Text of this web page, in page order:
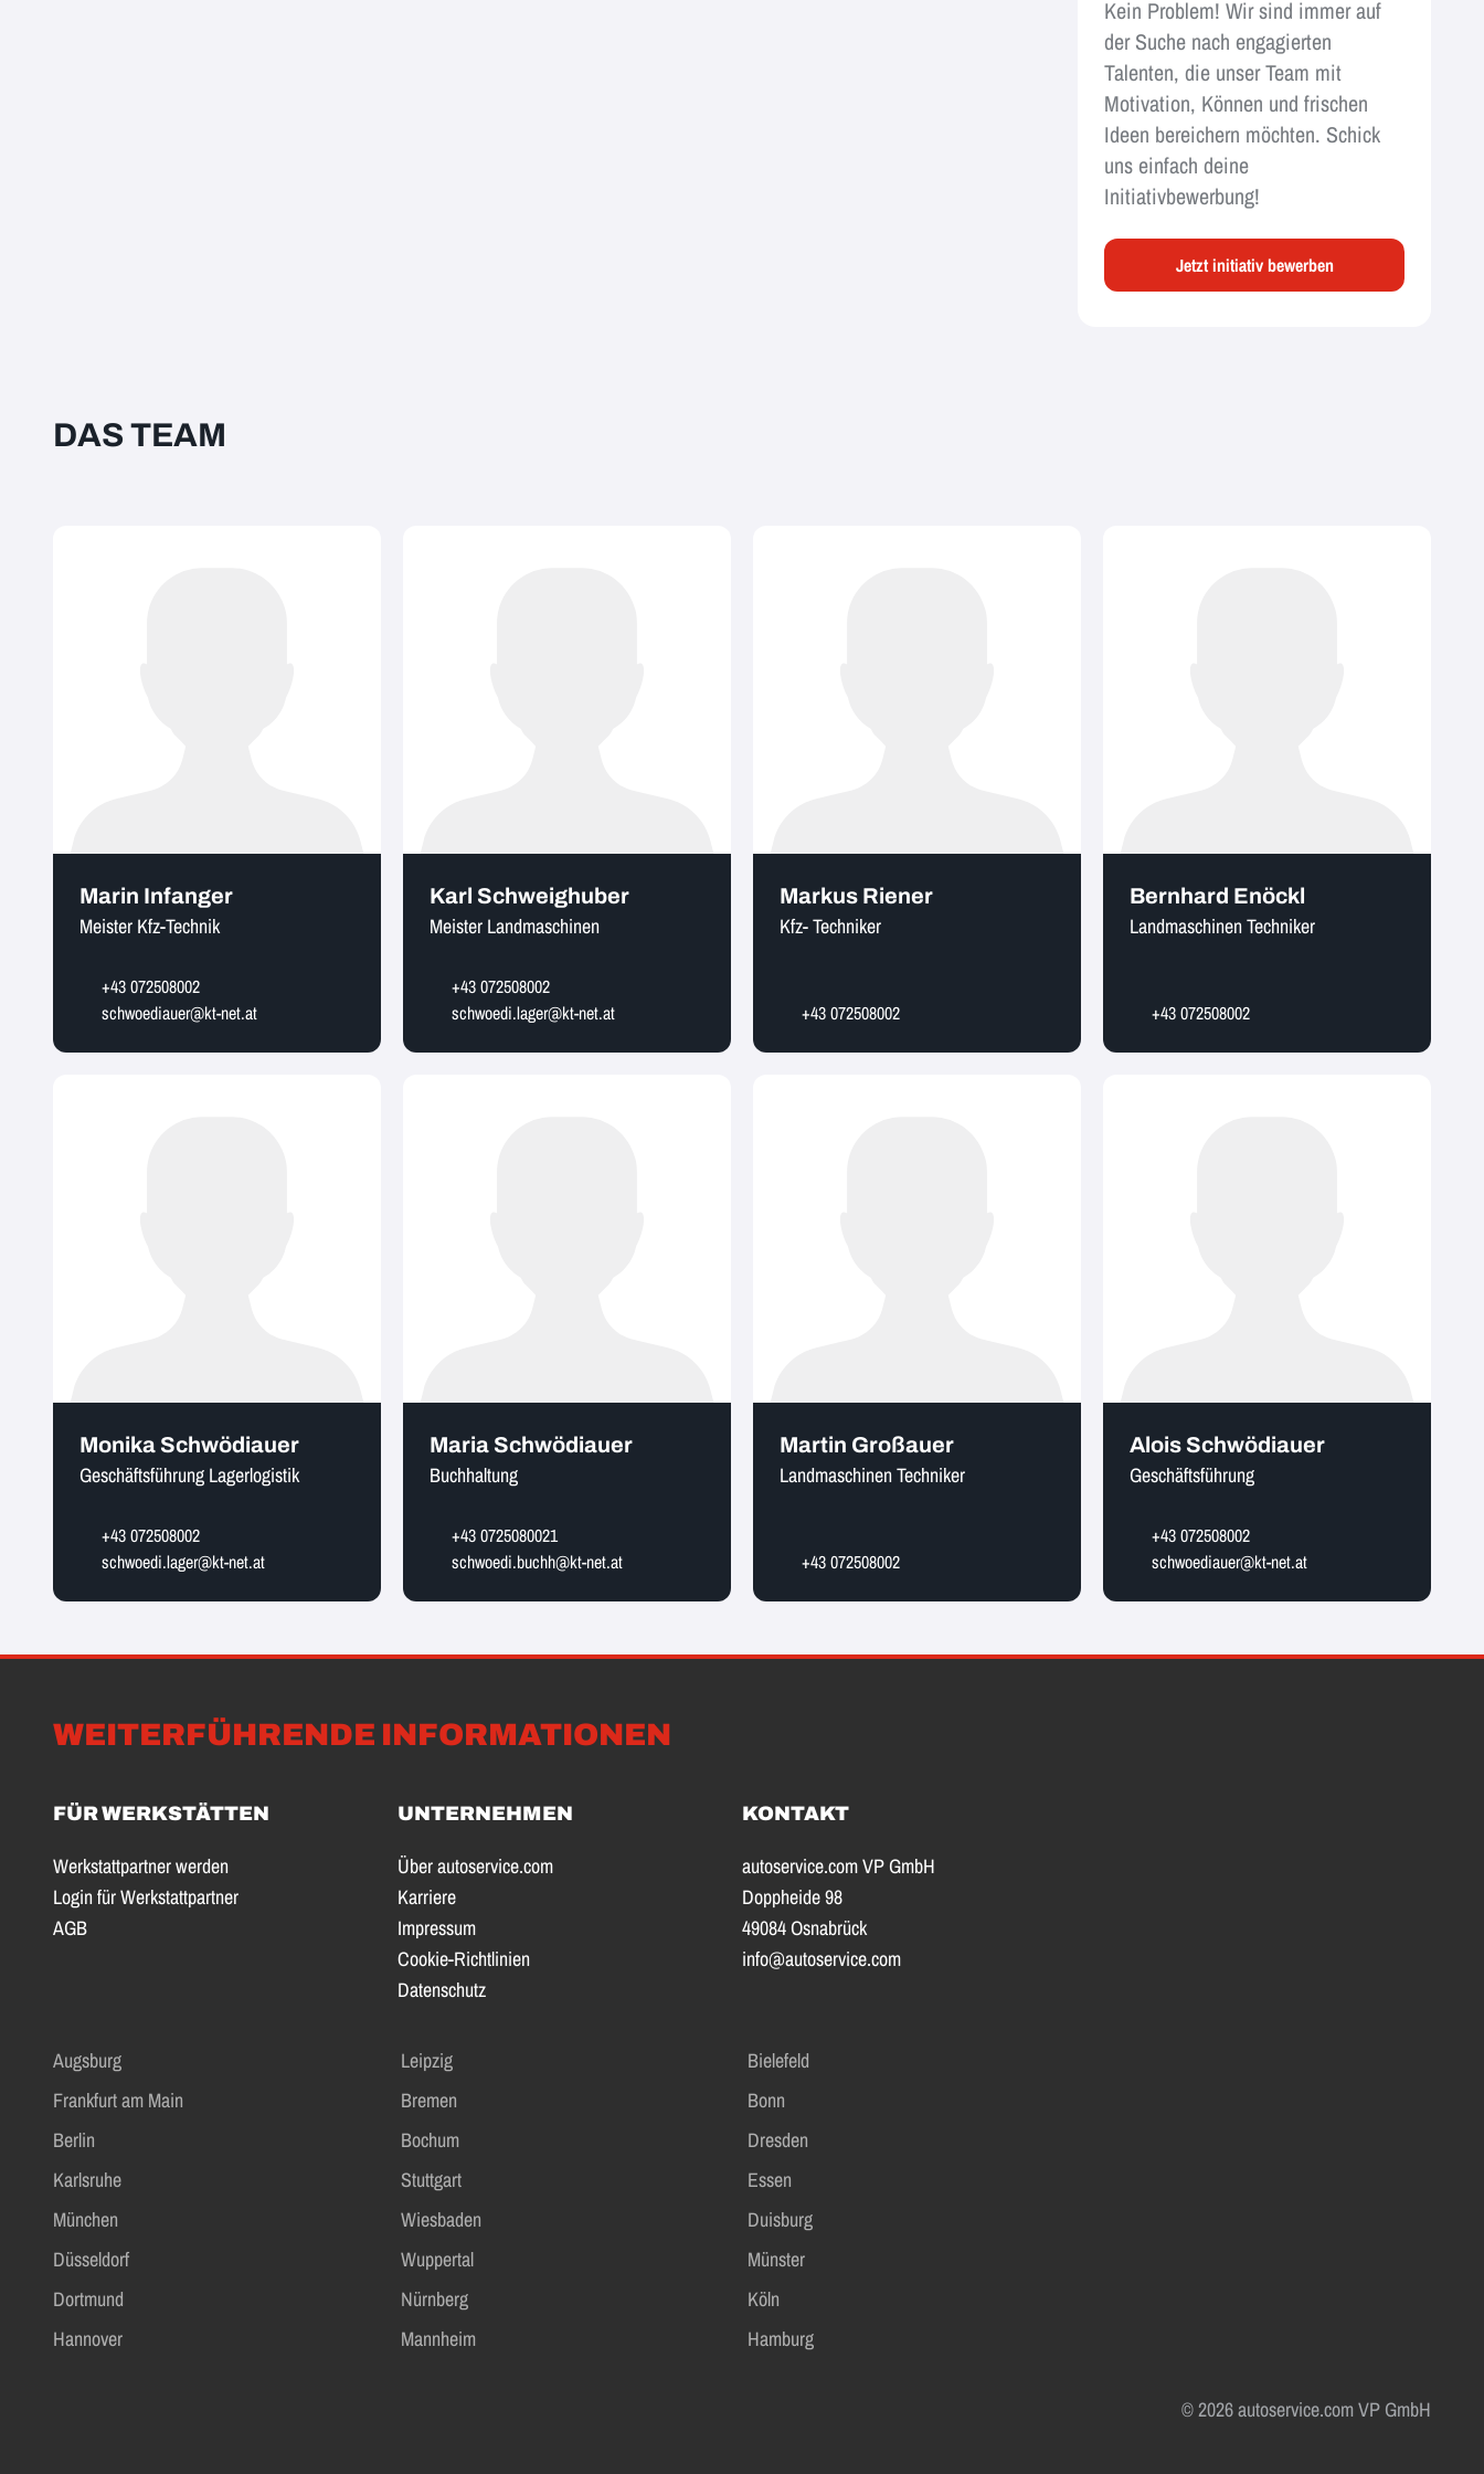
Kein Problem! Wir sind immer auf
der Suche nach engagierten
Talenten, die unser Team mit
Motivation, Können und frischen
Ideen bereichern möchten. Schick
uns einfach deine
Initiativbewerbung!
Jetzt initiativ bewerben
DAS TEAM
Marin Infanger
Meister Kfz-Technik
+43 072508002
schwoediauer@kt-net.at
Karl Schweighuber
Meister Landmaschinen
+43 072508002
schwoedi.lager@kt-net.at
Markus Riener
Kfz- Techniker
+43 072508002
Bernhard Enöckl
Landmaschinen Techniker
+43 072508002
Monika Schwödiauer
Geschäftsführung Lagerlogistik
+43 072508002
schwoedi.lager@kt-net.at
Maria Schwödiauer
Buchhaltung
+43 0725080021
schwoedi.buchh@kt-net.at
Martin Großauer
Landmaschinen Techniker
+43 072508002
Alois Schwödiauer
Geschäftsführung
+43 072508002
schwoediauer@kt-net.at
WEITERFÜHRENDE INFORMATIONEN
FÜR WERKSTÄTTEN
Werkstattpartner werden
Login für Werkstattpartner
AGB
UNTERNEHMEN
Über autoservice.com
Karriere
Impressum
Cookie-Richtlinien
Datenschutz
KONTAKT
autoservice.com VP GmbH
Doppheide 98
49084 Osnabrück
info@autoservice.com
Augsburg Leipzig
Bielefeld
Frankfurt am Main
Bremen
Bonn
Berlin
Bochum
Dresden
Karlsruhe
Stuttgart
Essen
München
Wiesbaden
Duisburg
Düsseldorf
Wuppertal
Münster
Dortmund
Nürnberg
Köln
Hannover
Mannheim Hamburg
© 2026 autoservice.com VP GmbH